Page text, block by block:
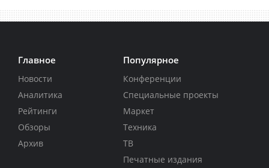
Главное
Новости
Аналитика
Рейтинги
Обзоры
Архив
Популярное
Конференции
Специальные проекты
Маркет
Техника
ТВ
Печатные издания